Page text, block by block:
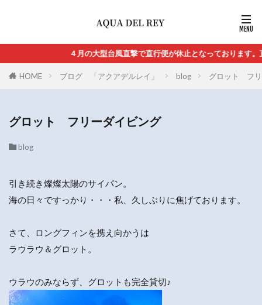
４月の大型台風直撃で直行便が休止となっております。
HOME ブログ 「アクアデルレイ」 blog グロット フ
グロット フリーダイビング
blog
引き続き燦燦太陽のサイパン。
海の日々ですっかり・・・私、久しぶりに焦げております。
さて、ロングフィンを携え向かうは
ラウラウ＆グロット。
ウラウのみならず、グロットも完全貸切♪